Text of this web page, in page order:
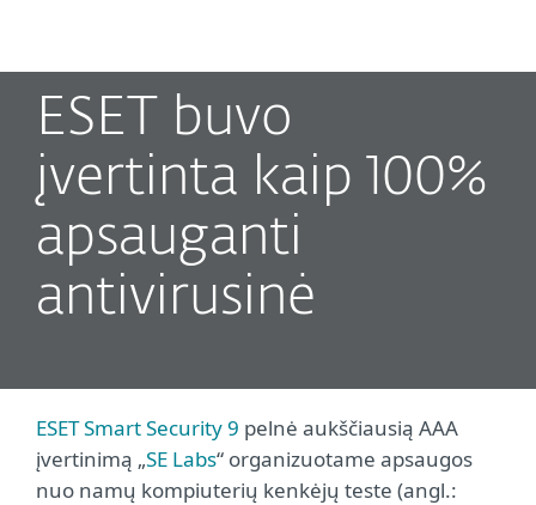
ESET buvo
įvertinta kaip 100%
apsauganti
antivirusinė
ESET Smart Security 9 pelnė aukščiausią AAA
įvertinimą „SE Labs“ organizuotame apsaugos
nuo namų kompiuterių kenkėjų teste (angl.: